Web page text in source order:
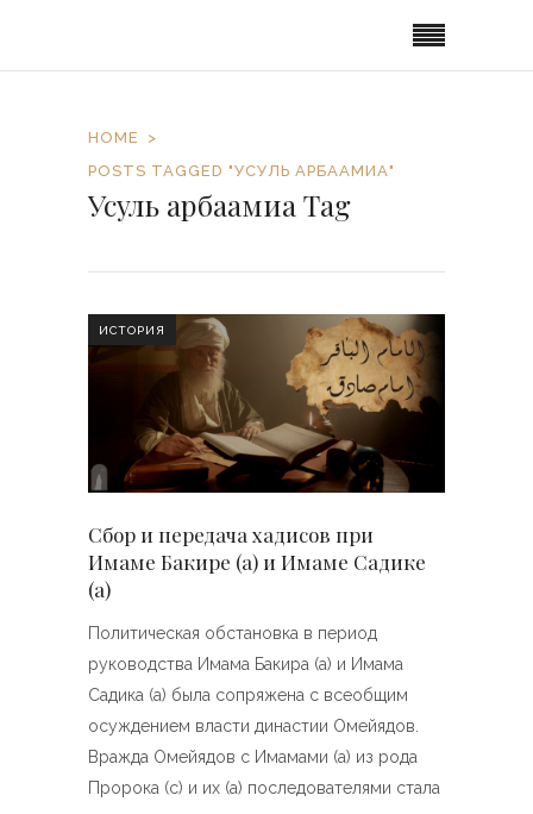
HOME
POSTS TAGGED "УСУЛЬ АРБААМИА"
Усуль арбаамиа Tag
ИСТОРИЯ
Сбор и передача хадисов при
Имаме Бакире (а) и Имаме Садике
(а)
Политическая обстановка в период
руководства Имама Бакира (а) и Имама
Садика (а) была сопряжена с всеобщим
осуждением власти династии Омейядов.
Вражда Омейядов с Имамами (а) из рода
Пророка (с) и их (а) последователями стала